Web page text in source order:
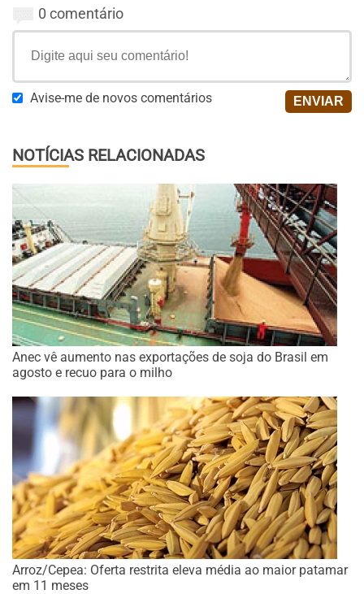
0 comentário
Avise-me de novos comentários
NOTÍCIAS RELACIONADAS
Anec vê aumento nas exportações de soja do Brasil em
agosto e recuo para o milho
Arroz/Cepea: Oferta restrita eleva média ao maior patamar
em 11 meses